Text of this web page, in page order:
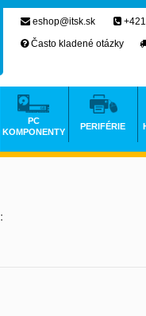
eshop@itsk.sk
Často kladené otázky
PC
KOMPONENTY
PERIFÉRIE